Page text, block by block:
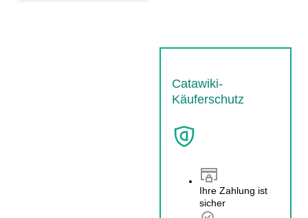
Catawiki-
Käuferschutz
Ihre Zahlung ist
sicher